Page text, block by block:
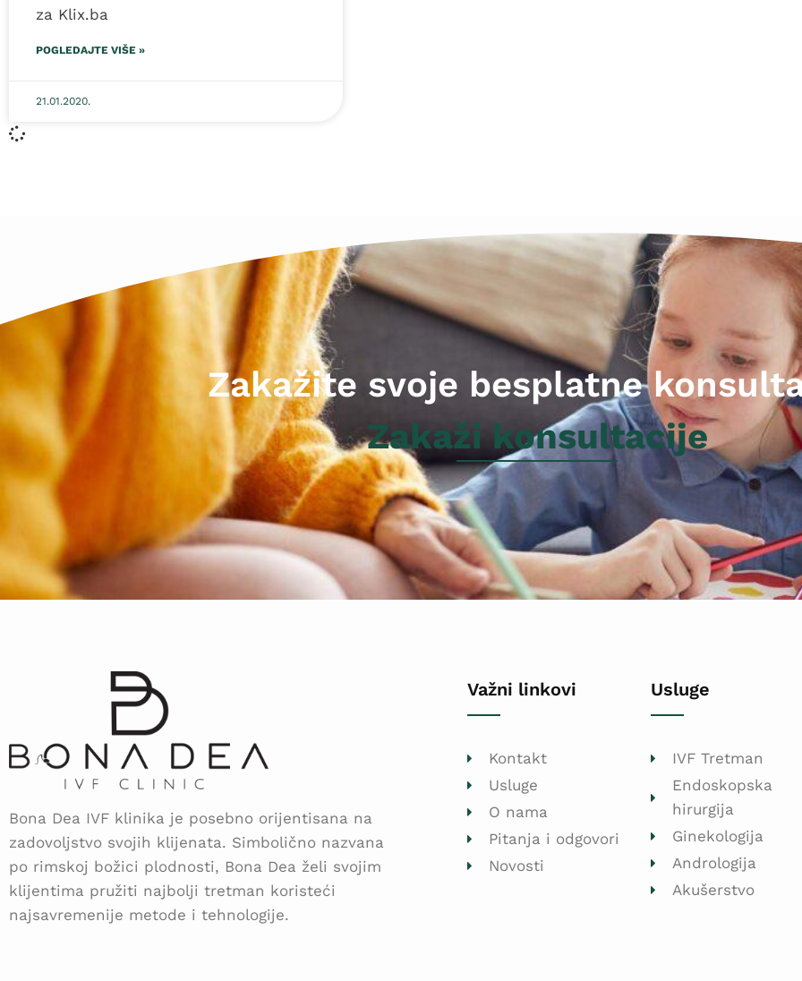
za Klix.ba
POGLEDAJTE VIŠE »
21.01.2020.
Zakažite svoje besplatne
Zakaži konsultacije
Bona Dea IVF klinika je posebno orijentisana na
zadovoljstvo svojih klijenata. Simbolično nazvana
po rimskoj božici plodnosti, Bona Dea želi svojim
klijentima pružiti najbolji tretman koristeći
najsavremenije metode i tehnologije.
Važni linkovi
Kontakt
Usluge
O nama
Pitanja i odgovori
Novosti
Usluge
IVF Tretman
Endoskopska
hirurgija
Ginekologija
Andrologija
Akušerstvo